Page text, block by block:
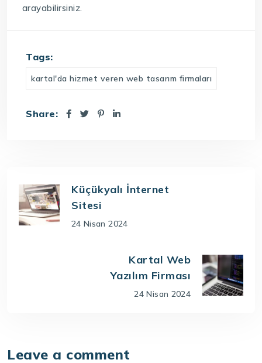
arayabilirsiniz.
Tags:
kartal'da hizmet veren web tasarım firmaları
Share:
Küçükyalı İnternet
Sitesi
24 Nisan 2024
Kartal Web
Yazılım Firması
24 Nisan 2024
Leave a comment